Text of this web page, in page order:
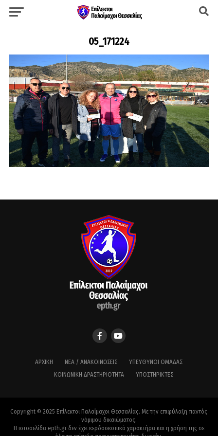
05_171224
ΑΡΧΙΚΉ ΝΈΑ / ΑΝΑΚΟΙΝΏΣΕΙΣ
ΥΠΕΎΘΥΝΟΙ ΟΜΆΔΑΣ
ΚΟΙΝΩΝΙΚΉ ΔΡΑΣΤΗΡΙΌΤΗΤΑ
ΥΠΟΣΤΗΡΙΚΤΈΣ
Copyright © 2025 Επίλεκτοι Παλαίμαχοι Θεσσαλίας. Με την επιφύλαξη παντός
νόμιμου δικαιώματος.
Η ιστοσελίδα epth.gr δεν έχει κερδοσκοπικό χαρακτήρα και η χρήση της σε